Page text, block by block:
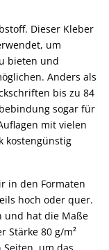
Dieser Kleber
um
bieten und
Anders als
bis zu 84
sogar für
mit vielen
kostengünstig
in den Formaten
hoch oder quer.
und hat die Maße
Stärke 80 g/m²
um das